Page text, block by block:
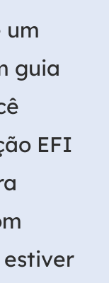
um
guia
EFI